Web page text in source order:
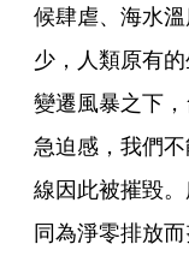
候肆虐、海水
少，人類原有
變遷風暴之下
急迫感，我們
線因此被摧毀
同為淨零排放而